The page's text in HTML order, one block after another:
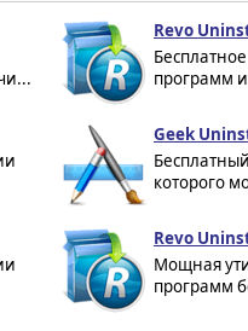
Revo
программ
Geek
которого
Revo
Мощная
программ